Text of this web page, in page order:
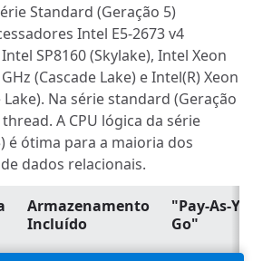
Standard (Geração 5)
Intel E5-2673 v4
SP8160 (Skylake), Intel Xeon
(Cascade Lake) e Intel(R) Xeon
Lake). Na série standard (Geração
A CPU lógica da série
é ótima para a maioria dos
dados relacionais.
Armazenamento
Incluído
"Pay-As-
Go"